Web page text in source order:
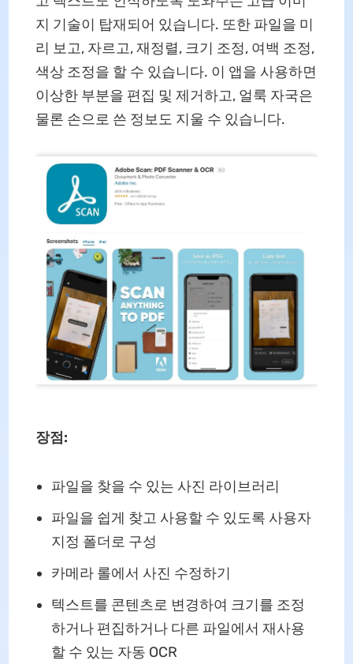
지 기술이 탑재되어 있습니다. 또한 파일을 미
리 보고, 자르고, 재정렬, 크기 조정, 여백 조정,
색상 조정을 할 수 있습니다. 이 앱을 사용하면
이상한 부분을 편집 및 제거하고, 얼룩 자국은
물론 손으로 쓴 정보도 지울 수 있습니다.
장점:
파일을 찾을 수 있는 사진 라이브러리
파일을 쉽게 찾고 사용할 수 있도록 사용자
지정 폴더로 구성
카메라 롤에서 사진 수정하기
텍스트를 콘텐츠로 변경하여 크기를 조정
하거나 편집하거나 다른 파일에서 재사용
할 수 있는 자동 OCR